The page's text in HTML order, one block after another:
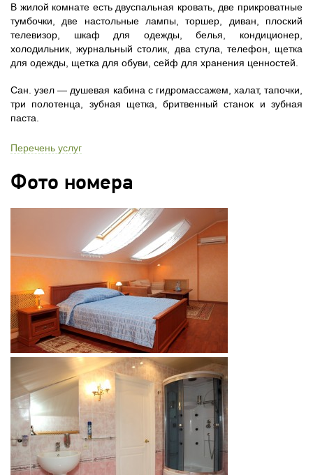
В жилой комнате есть двуспальная кровать, две прикроватные
тумбочки, две настольные лампы, торшер, диван, плоский
телевизор, шкаф для одежды, белья, кондиционер,
холодильник, журнальный столик, два стула, телефон, щетка
для одежды, щетка для обуви, cейф для хранения ценностей.
Сан. узел — душевая кабина с гидромассажем, халат, тапочки,
три полотенца, зубная щетка, бритвенный станок и зубная
паста.
Перечень услуг
Фото номера